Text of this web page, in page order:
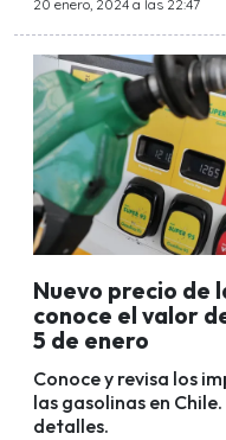
20 enero, 2024 a las 22:47
Nuevo precio de
conoce el valor
5 de enero
Conoce y revisa los
las gasolinas en
detalles.